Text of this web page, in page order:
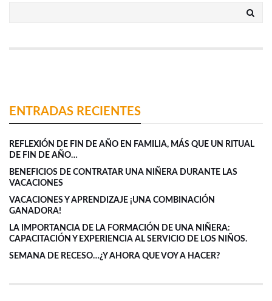
ENTRADAS RECIENTES
REFLEXIÓN DE FIN DE AÑO EN FAMILIA, MÁS QUE UN RITUAL
DE FIN DE AÑO…
BENEFICIOS DE CONTRATAR UNA NIÑERA DURANTE LAS
VACACIONES
VACACIONES Y APRENDIZAJE ¡UNA COMBINACIÓN
GANADORA!
LA IMPORTANCIA DE LA FORMACIÓN DE UNA NIÑERA:
CAPACITACIÓN Y EXPERIENCIA AL SERVICIO DE LOS NIÑOS.
SEMANA DE RECESO…¿Y AHORA QUE VOY A HACER?